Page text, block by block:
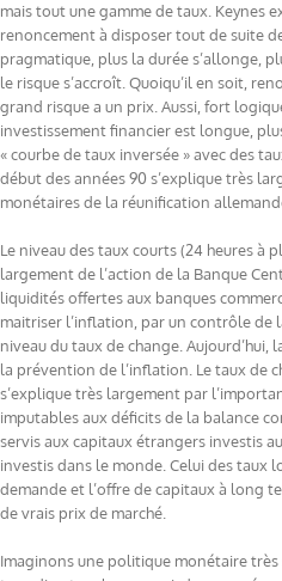
mais tout une gamme de taux. Keynes
renoncement à disposer tout de suite
pragmatique, plus la durée s’allonge,
le risque s’accroît. Quoiqu’il en soit,
grand risque a un prix. Aussi, fort
investissement financier est longue,
« courbe de taux inversée » avec des
début des années 90 s’explique très
monétaires de la réunification
Le niveau des taux courts (24 heures à
largement de l’action de la Banque
liquidités offertes aux banques
maitriser l’inflation, par un contrôle de
niveau du taux de change.
la prévention de l’inflation. Le taux de
s’explique très largement par
imputables aux déficits de la balance
servis aux capitaux étrangers investis
investis dans le monde. Celui des taux
demande et l’offre de capitaux à long
de vrais prix de marché.
Imaginons une politique monétaire très